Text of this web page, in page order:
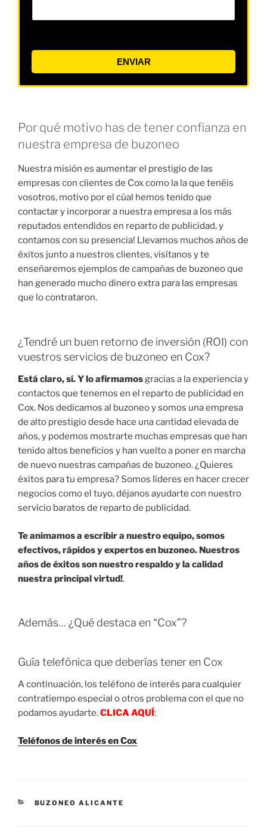
ENVIAR
Por qué motivo has de tener confianza en
nuestra empresa de buzoneo
Nuestra misión es aumentar el prestigio de las
empresas con clientes de Cox como la la que tenéis
vosotros, motivo por el cúal hemos tenido que
contactar y incorporar a nuestra empresa a los más
reputados entendidos en reparto de publicidad, y
contamos con su presencia! Llevamos muchos años de
éxitos junto a nuestros clientes, visítanos y te
enseñaremos ejemplos de campañas de buzoneo que
han generado mucho dinero extra para las empresas
que lo contrataron.
¿Tendré un buen retorno de inversión (ROI) con
vuestros servicios de buzoneo en Cox?
Está claro, sí. Y lo afirmamosgracias a la experiencia y
contactos que tenemos en el reparto de publicidad en
Cox. Nos dedicamos al buzoneo y somos una empresa
de alto prestigio desde hace una cantidad elevada de
años, y podemos mostrarte muchas empresas que han
tenido altos beneficios y han vuelto a poner en marcha
de nuevo nuestras campañas de buzoneo. ¿Quieres
éxitos para tu empresa? Somos líderes en hacer crecer
negocios como el tuyo, déjanos ayudarte con nuestro
servicio baratos de reparto de publicidad.
Te animamos a escribir a nuestro equipo, somos
efectivos, rápidos y expertos en buzoneo. Nuestros
años de éxitos son nuestro respaldo y la calidad
nuestra principal virtud!.
Además… ¿Qué destaca en “Cox”?
Guía telefónica que deberías tener en Cox
A continuación, los teléfono de interés para cualquier
contratiempo especial o otros problema con el que no
podamos ayudarte.CLICA AQUÍ:
Teléfonos de interés en Cox
CATEGORIES
BUZONEO ALICANTE